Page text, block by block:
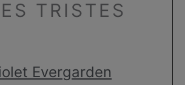
TRISTES
Evergarden